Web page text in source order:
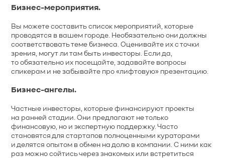
Бизнес-мероприятия.
Вы можете составить список мероприятий, которые
проводятся в вашем городе. Необязательно они должны
соответствовать теме бизнеса. Оценивайте их с точки
зрения, могут ли там быть инвесторы. Если да,
то обязательно их посещайте, задавайте вопросы
спикерам и не забывайте про «лифтовую» презентацию.
Бизнес-ангелы.
Частные инвесторы, которые финансируют проекты
на ранней стадии. Они предлагают не только
финансовую, но и экспертную поддержку. Часто
становятся для стартапов полноценными кураторами
и делятся опытом в обмен на долю в компании. С ними как
раз можно сойтись через знакомых или встретиться